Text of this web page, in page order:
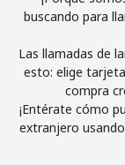
buscando para
Las llamadas de
esto: elige
compra
¡Entérate cómo
extranjero